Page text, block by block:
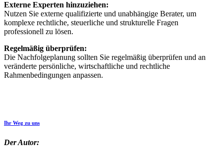
Externe Experten hinzuziehen:
Nutzen Sie externe qualifizierte und unabhängige Berater, um
komplexe rechtliche, steuerliche und strukturelle Fragen
professionell zu lösen.
Regelmäßig überprüfen:
Die Nachfolgeplanung sollten Sie regelmäßig überprüfen und an
veränderte persönliche, wirtschaftliche und rechtliche
Rahmenbedingungen anpassen.
Ihr Weg zu uns
Der Autor: